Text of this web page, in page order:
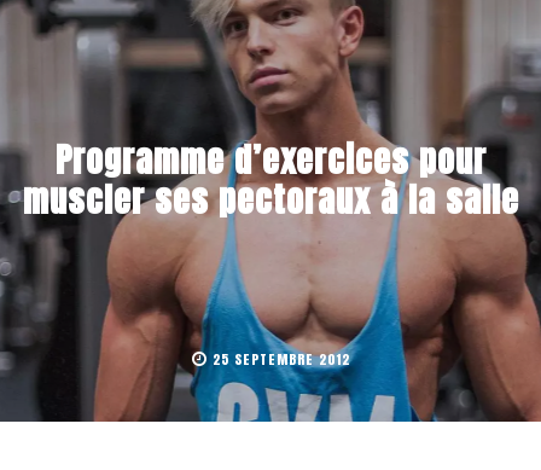
Programme d’exercices pour
muscler ses pectoraux à la salle
25 SEPTEMBRE 2012